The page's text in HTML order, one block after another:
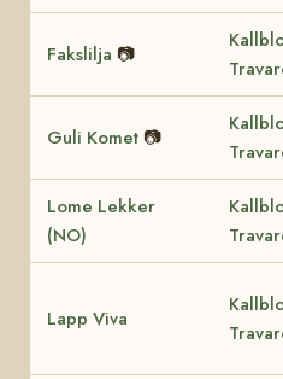
Fakslilja 📷
Guli Komet 📷
Lome Lekker
(NO)
Lapp Viva